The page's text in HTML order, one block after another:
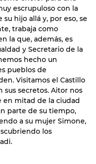
escrupuloso con la
hijo allá y, por eso, se
trabaja como
la que, además, es
y Secretario de la
hecho un
pueblos de
Visitamos el Castillo
secretos. Aitor nos
en mitad de la ciudad
parte de su tiempo,
a su mujer Simone,
los